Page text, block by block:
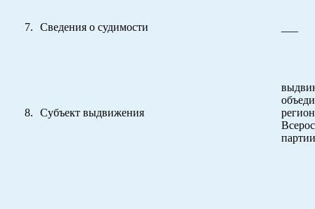
Сведения о судимости
Субъект выдвижения